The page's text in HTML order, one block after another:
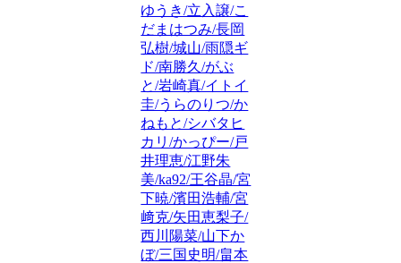
ゆうき/立入譲/こ
だまはつみ/長岡
弘樹/城山/雨隠ギ
ド/南勝久/がぶ
と/岩崎真/イトイ
圭/うらのりつ/か
ねもと/シバタヒ
カリ/かっぴー/戸
井理恵/江野朱
美/ka92/王谷晶/宮
下暁/濱田浩輔/宮
﨑克/矢田恵梨子/
西川陽菜/山下か
ぼ/三国史明/畠本